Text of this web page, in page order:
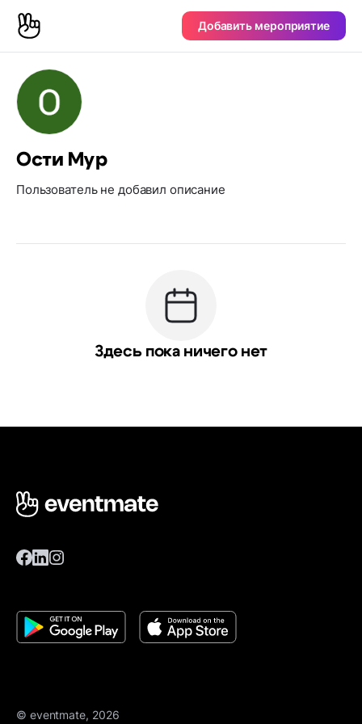
Добавить мероприятие
Ости Мур
Пользователь не добавил описание
Здесь пока ничего нет
© eventmate, 2026